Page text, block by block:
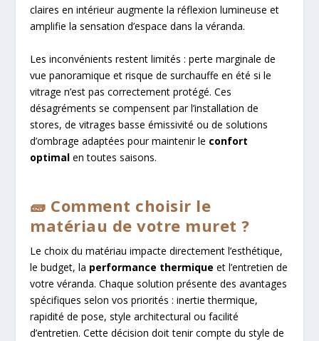
claires en intérieur augmente la réflexion lumineuse et
amplifie la sensation d’espace dans la véranda.
Les inconvénients restent limités : perte marginale de
vue panoramique et risque de surchauffe en été si le
vitrage n’est pas correctement protégé. Ces
désagréments se compensent par l’installation de
stores, de vitrages basse émissivité ou de solutions
d’ombrage adaptées pour maintenir le confort
optimal en toutes saisons.
🧱 Comment choisir le
matériau de votre muret ?
Le choix du matériau impacte directement l’esthétique,
le budget, la performance thermique et l’entretien de
votre véranda. Chaque solution présente des avantages
spécifiques selon vos priorités : inertie thermique,
rapidité de pose, style architectural ou facilité
d’entretien. Cette décision doit tenir compte du style de